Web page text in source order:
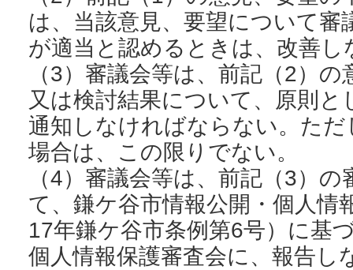
は、当該意見、要望について審
が適当と認めるときは、改善
（3）審議会等は、前記（2）
又は検討結果について、原則
通知しなければならない。た
場合は、この限りでない。
（4）審議会等は、前記（3）
て、鎌ケ谷市情報公開・個人情
17年鎌ケ谷市条例第6号）に基
個人情報保護審査会に、報告し